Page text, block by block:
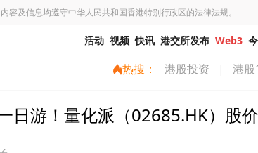
容及信息均遵守中华人民共和国香港特别行政区的法律法规。
活动 视频 快讯 港交所发布 Web3
热搜： 港股投资 | 港股
日游！量化派（02685.HK）股